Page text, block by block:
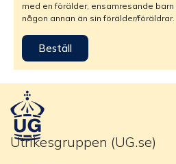
med en förälder, ensamresande
någon annan än sin förälder/föräldrar.
Beställ
Utrikesgruppen (UG.se)